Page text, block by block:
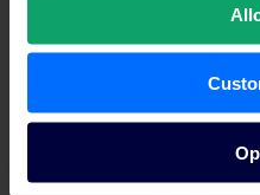
Observa cómo